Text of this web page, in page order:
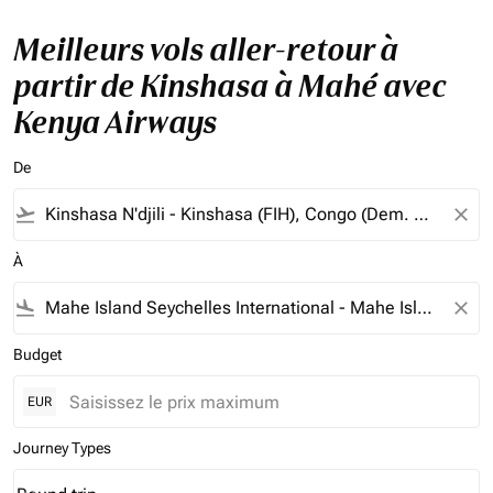
Meilleurs vols aller-retour à
partir de Kinshasa à Mahé avec
Kenya Airways
De
flight_takeoff close
À
flight_land close
Budget
EUR
Journey Types